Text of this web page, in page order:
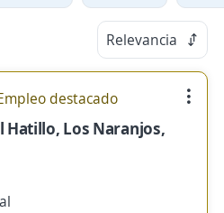
Relevancia
destacado
Hatillo, Los Naranjos,